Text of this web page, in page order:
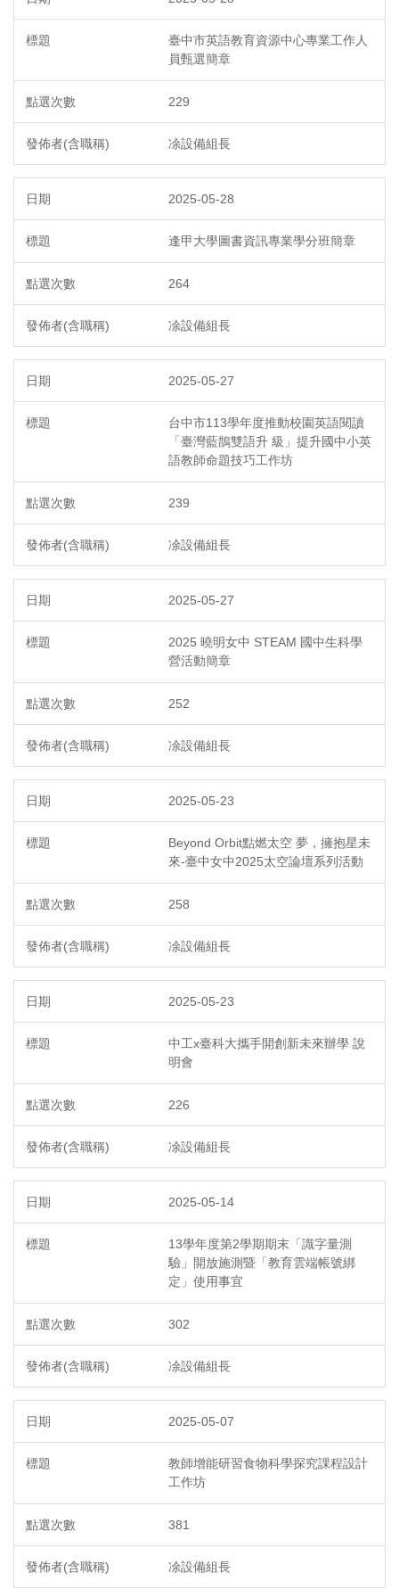
臺中市英語教育資源中心專業工作人
員甄選簡章
229
凃設備組長
2025-05-28
逢甲大學圖書資訊專業學分班簡章
264
凃設備組長
2025-05-27
台中市113學年度推動校園英語閱讀
「臺灣藍鵲雙語升 級」提升國中小英
語教師命題技巧工作坊
239
凃設備組長
2025-05-27
2025 曉明女中 STEAM 國中生科學
營活動簡章
252
凃設備組長
2025-05-23
Beyond Orbit點燃太空 夢，擁抱星未
來-臺中女中2025太空論壇系列活動
258
凃設備組長
2025-05-23
中工x臺科大攜手開創新未來辦學 說
明會
226
凃設備組長
2025-05-14
13學年度第2學期期末「識字量測
驗」開放施測暨「教育雲端帳號綁
定」使用事宜
302
凃設備組長
2025-05-07
教師增能研習食物科學探究課程設計
工作坊
381
凃設備組長